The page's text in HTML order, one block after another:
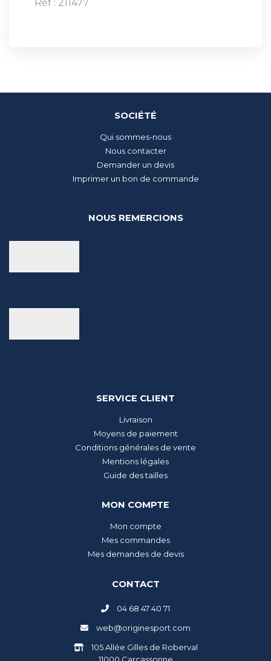
Réf : 211477
SOCIÉTÉ
Qui sommes-nous
Nous contacter
Demander un devis
Imprimer un bon de commande
NOUS REMERCIONS
SERVICE CLIENT
Livraison
Moyens de paiement
Conditions générales de vente
Mentions légales
Guide des tailles
MON COMPTE
Mon compte
Mes commandes
Mes demandes de devis
CONTACT
04 68 47 40 71
web@originesport.com
105 Allée Gilles de Roberval
11000 Carcassonne